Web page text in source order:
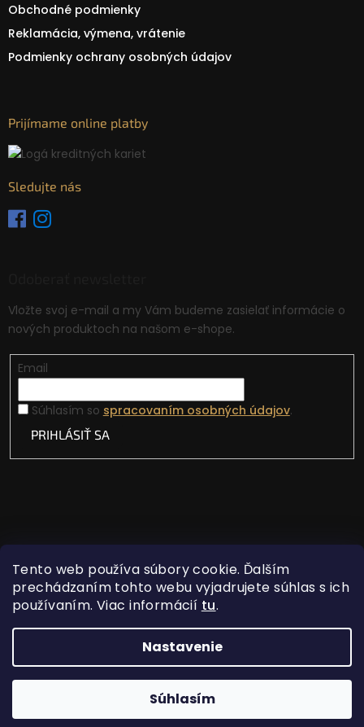
Tento web používa súbory cookie. Ďalším
prechádzaním tohto webu vyjadrujete súhlas s ich
používaním. Viac informácií tu.
Nastavenie
Súhlasím
Obchodné podmienky
Reklamácia, výmena, vrátenie
Podmienky ochrany osobných údajov
Prijímame online platby
Sledujte nás
Vložte svoj e-mail a my Vám budeme zasielať informácie o
nových produktoch na našom e-shope.
Email
Súhlasím so spracovaním osobných údajov.
PRIHLÁSIŤ SA
Vytvoril Shoptet
Copyright 2026Lovecká vášeň. Všetky práva
vyhradené.